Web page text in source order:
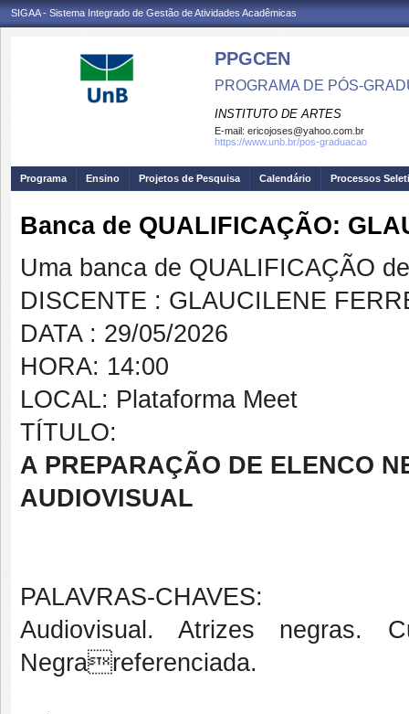
SIGAA - Sistema Integrado de Gestão de Atividades Acadêmicas
PPGCEN
PROGRAMA DE PÓS-
INSTITUTO DE ARTES
E-mail: ericojoses@yahoo.com.br
https://www.unb.br/pos-graduacao
Programa Ensino Projetos de Pesquisa Calendário Processos
Banca de QUALIFICAÇÃO:
Uma banca de QUALIFICAÇÃO
DISCENTE : GLAUCILENE
DATA : 29/05/2026
HORA: 14:00
LOCAL: Plataforma Meet
TÍTULO:
A PREPARAÇÃO DE ELENCO
AUDIOVISUAL
PALAVRAS-CHAVES:
Audiovisual. Atrizes negras.
Negrareferenciada.